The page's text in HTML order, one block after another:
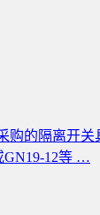
的隔离开
GN19-12等 …